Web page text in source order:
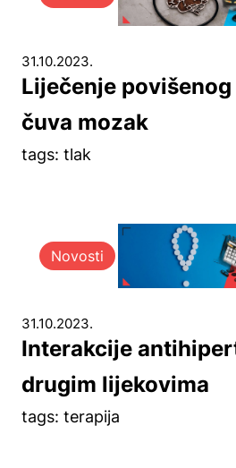
31.10.2023.
Liječenje
čuva mozak
tags: tlak
Novosti
31.10.2023.
Interakcije
drugim lijekovima
tags: terapija